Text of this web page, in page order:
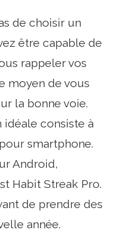
de choisir un
être capable de
rappeler vos
moyen de vous
la bonne voie.
idéale consiste à
smartphone.
Android,
Habit Streak Pro.
de prendre des
année.